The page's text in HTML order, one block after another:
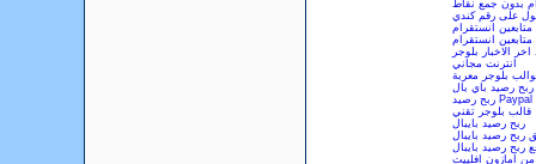
بدون جمع نقاط
على رقم كندي
متابعين انستقرام
متابعين انستقرام
الاخبار بلوجر
انترنت مجاني
بلوجر معربة
ربح رصيد باي بال
ربح رصيد Paypal
قالب بلوجر تقني
ربح رصيد بايبال
ربح رصيد بايبال
ربح رصيد بايبال
من امازون افلييت